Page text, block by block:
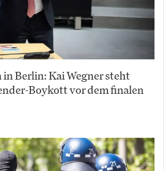
Berlin: Kai Wegner steht
Boykott vor dem finalen